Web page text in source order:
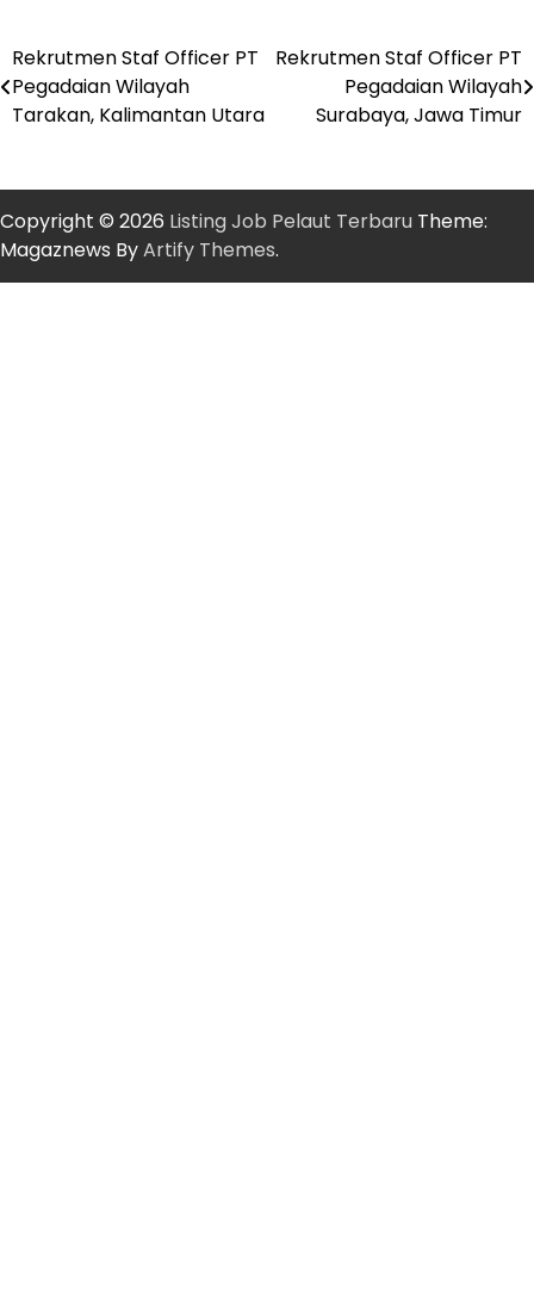
Post
navigation
Rekrutmen Staf Officer PT
Pegadaian Wilayah
Tarakan, Kalimantan Utara
Rekrutmen Staf Officer PT
Pegadaian Wilayah
Surabaya, Jawa Timur
Copyright © 2026 Listing Job Pelaut Terbaru Theme:
Magaznews ByArtify Themes.